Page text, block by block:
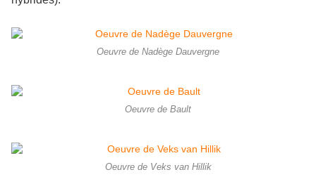
Oeuvre de Nadège Dauvergne
Oeuvre de Bault
Oeuvre de Veks van Hillik